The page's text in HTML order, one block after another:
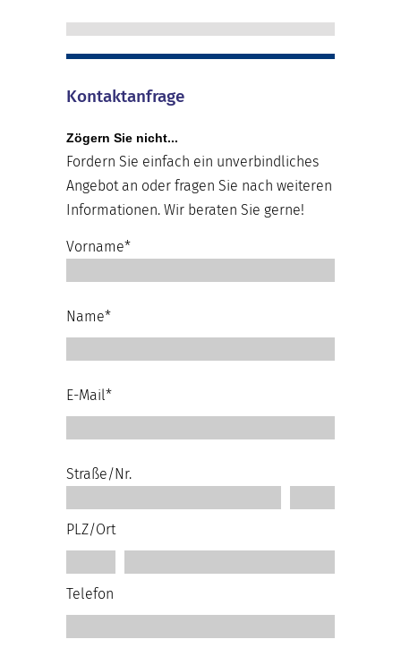
Kontaktanfrage
Zögern Sie nicht...
Fordern Sie einfach ein unverbindliches
Angebot an oder fragen Sie nach weiteren
Informationen. Wir beraten Sie gerne!
Vorname*
Name*
E-Mail*
Straße/Nr.
PLZ/Ort
Telefon